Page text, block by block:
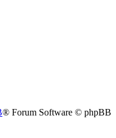
® Forum Software © phpBB